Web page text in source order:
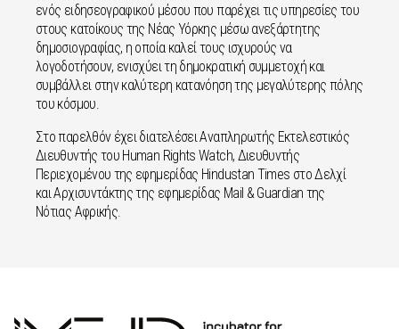
ενός ειδησεογραφικού μέσου που παρέχει τις υπηρεσίες του
στους κατοίκους της Νέας Υόρκης μέσω ανεξάρτητης
δημοσιογραφίας, η οποία καλεί τους ισχυρούς να
λογοδοτήσουν, ενισχύει τη δημοκρατική συμμετοχή και
συμβάλλει στην καλύτερη κατανόηση της μεγαλύτερης πόλης
του κόσμου.
Στο παρελθόν έχει διατελέσει Αναπληρωτής Εκτελεστικός
Διευθυντής του Human Rights Watch, Διευθυντής
Περιεχομένου της εφημερίδας Hindustan Times στο Δελχί
και Αρχισυντάκτης της εφημερίδας Mail & Guardian της
Νότιας Αφρικής.